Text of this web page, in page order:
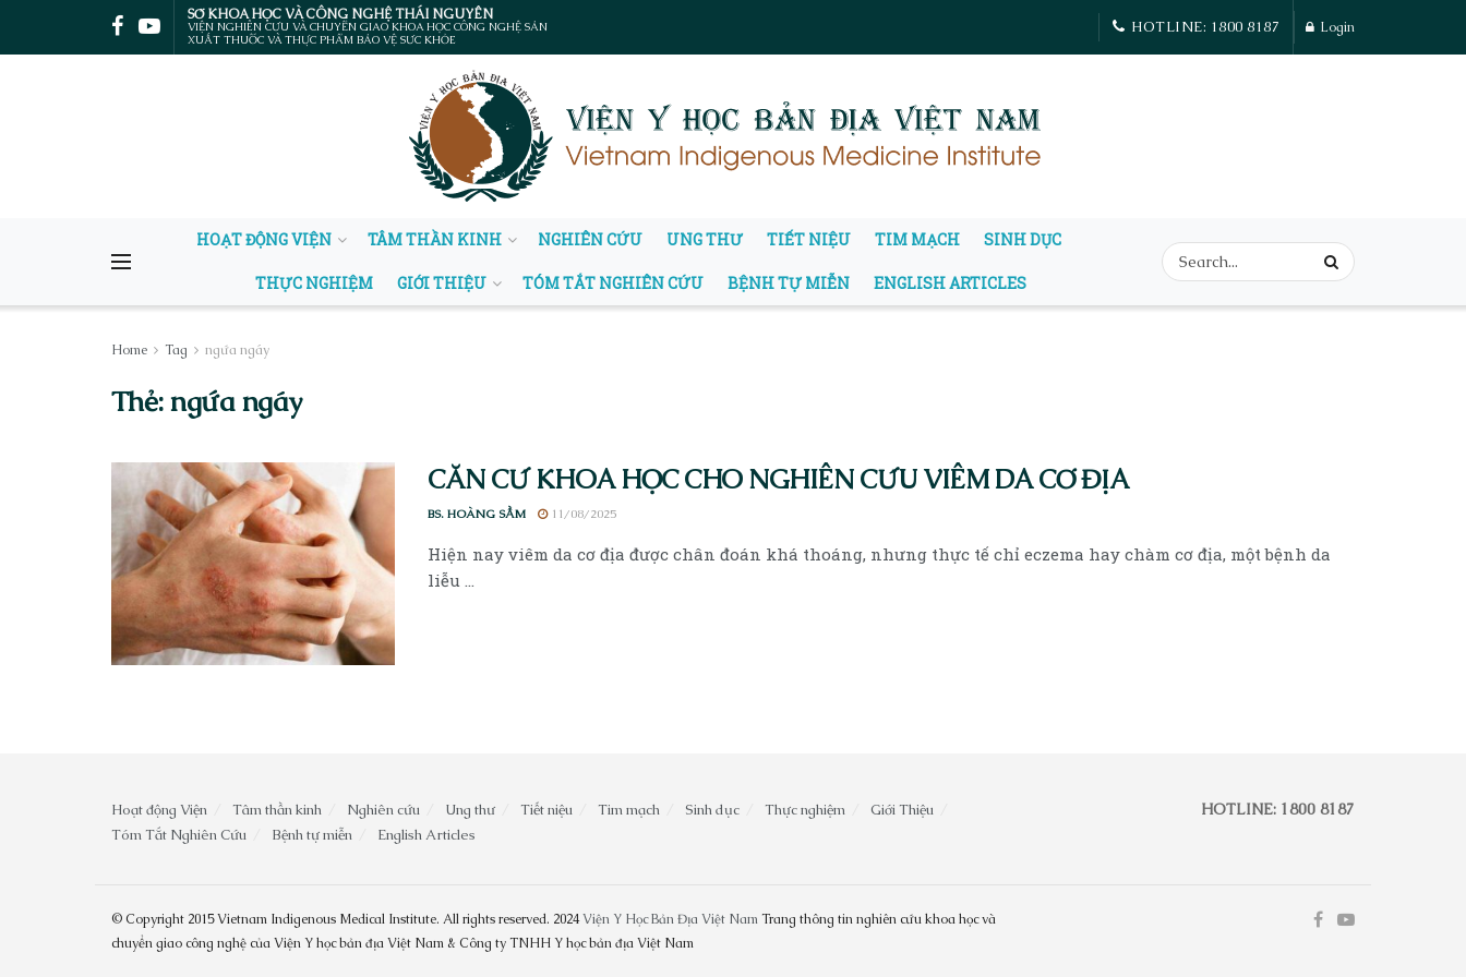
SỞ KHOA HỌC VÀ CÔNG NGHỆ THÁI NGUYÊN
VIỆN NGHIÊN CỨU VÀ CHUYỂN GIAO KHOA HỌC CÔNG NGHỆ SẢN
XUẤT THUỐC VÀ THỰC PHẨM BẢO VỆ SỨC KHỎE
HOTLINE: 1800 8187 Login
HOẠT ĐỘNG VIỆN TÂM THẦN KINH NGHIÊN CỨU UNG THƯ TIẾT NIỆU TIM MẠCH SINH DỤC
THỰC NGHIỆM GIỚI THIỆU TÓM TẮT NGHIÊN CỨU BỆNH TỰ MIỄN ENGLISH ARTICLES
Home Tag ngứa ngáy
Thẻ:ngứa ngáy
CĂN CỨ KHOA HỌC CHO NGHIÊN CỨU VIÊM DA CƠ ĐỊA
BS. HOÀNG SẦM 11/08/2025
Hiện nay viêm da cơ địa được chân đoán khá thoáng, nhưng thực tế chỉ eczema hay chàm cơ địa, một bệnh da
liễu ...
Hoạt động Viện Tâm thần kinh Nghiên cứu Ung thư Tiết niệu Tim mạch Sinh dục Thực nghiệm
Giới Thiệu
Tóm Tắt Nghiên Cứu
Bệnh tự miễn English Articles
HOTLINE: 1800 8187
© Copyright 2015 Vietnam Indigenous Medical Institute. All rights reserved. 2024Viện Y Học Bản Địa Việt NamTrang thông tin nghiên cứu khoa học và
chuyển giao công nghệ của Viện Y học bản địa Việt Nam & Công ty TNHH Y học bản địa Việt Nam